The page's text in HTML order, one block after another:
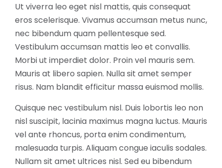
Ut viverra leo eget nisl mattis, quis consequat
eros scelerisque. Vivamus accumsan metus nunc,
nec bibendum quam pellentesque sed.
Vestibulum accumsan mattis leo et convallis.
Morbi ut imperdiet dolor. Proin vel mauris sem.
Mauris at libero sapien. Nulla sit amet semper
risus. Nam blandit efficitur massa euismod mollis.
Quisque nec vestibulum nisl. Duis lobortis leo non
nisl suscipit, lacinia maximus magna luctus. Mauris
vel ante rhoncus, porta enim condimentum,
malesuada turpis. Aliquam congue iaculis sodales.
Nullam sit amet ultrices nisl. Sed eu bibendum